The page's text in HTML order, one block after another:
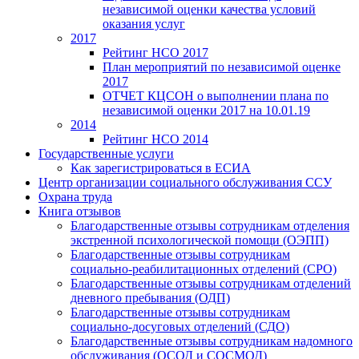
независимой оценки качества условий
оказания услуг
2017
Рейтинг НСО 2017
План мероприятий по независимой оценке
2017
ОТЧЕТ КЦСОН о выполнении плана по
независимой оценки 2017 на 10.01.19
2014
Рейтинг НСО 2014
Государственные услуги
Как зарегистрироваться в ЕСИА
Центр организации социального обслуживания ССУ
Охрана труда
Книга отзывов
Благодарственные отзывы сотрудникам отделения
экстренной психологической помощи (ОЭПП)
Благодарственные отзывы сотрудникам
социально-реабилитационных отделений (СРО)
Благодарственные отзывы сотрудникам отделений
дневного пребывания (ОДП)
Благодарственные отзывы сотрудникам
социально-досуговых отделений (СДО)
Благодарственные отзывы сотрудникам надомного
обслуживания (ОСОД и СОСМОД)